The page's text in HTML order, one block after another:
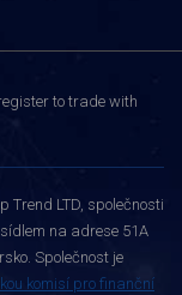
to trade with
Trend LTD, společnosti
na adrese 51A
Společnost je
komisí pro finanční